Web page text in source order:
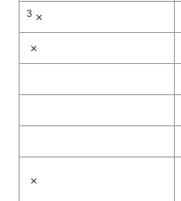
3×
×
×